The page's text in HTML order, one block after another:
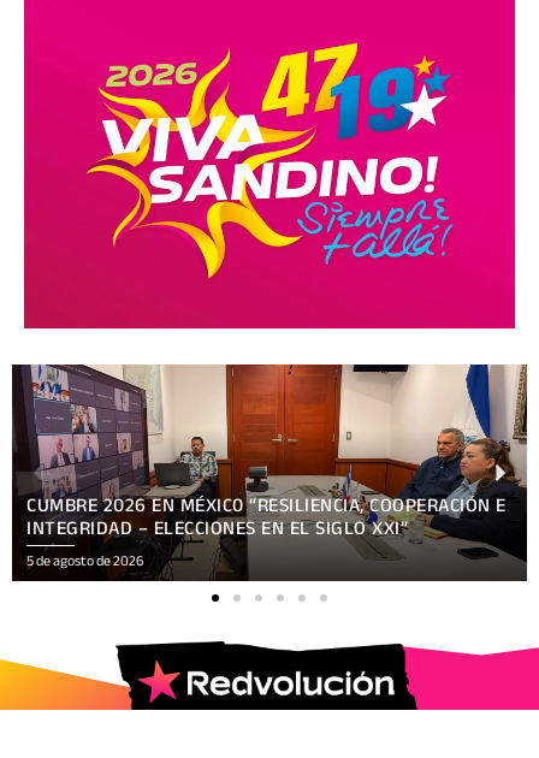
CUMBRE 2026 EN MÉXIC0 “RESILIENCIA, COOPERACIÓN E
INTEGRIDAD – ELECCIONES EN EL SIGLO XXI”
5 de agosto de 2026